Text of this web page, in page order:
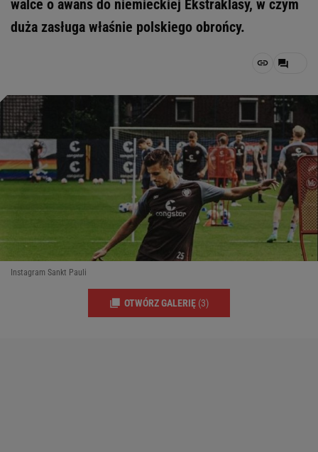
walce o awans do niemieckiej Ekstraklasy, w czym
duża zasługa właśnie polskiego obrońcy.
Instagram Sankt Pauli
OTWÓRZ GALERIĘ (3)